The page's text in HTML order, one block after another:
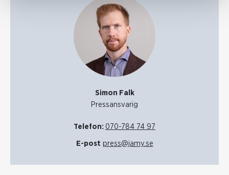
Simon Falk
Pressansvarig
Telefon: 070-784 74 97
E-post press@jamy.se